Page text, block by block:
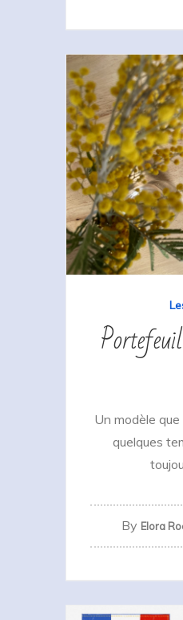
Un modèle
quelques
By Elora